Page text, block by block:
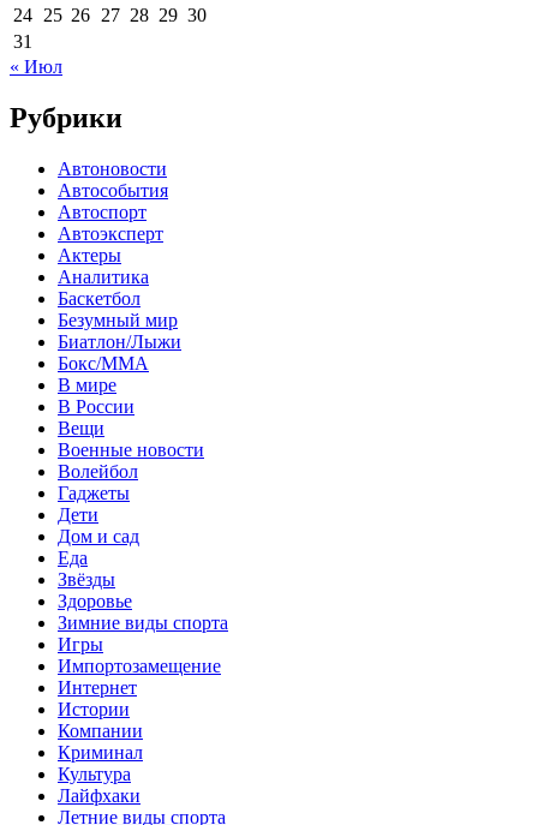
24 25 26 27 28 29 30
31
« Июл
Рубрики
Автоновости
Автособытия
Автоспорт
Автоэксперт
Актеры
Аналитика
Баскетбол
Безумный мир
Биатлон/Лыжи
Бокс/MMA
В мире
В России
Вещи
Военные новости
Волейбол
Гаджеты
Дети
Дом и сад
Еда
Звёзды
Здоровье
Зимние виды спорта
Игры
Импортозамещение
Интернет
Истории
Компании
Криминал
Культура
Лайфхаки
Летние виды спорта